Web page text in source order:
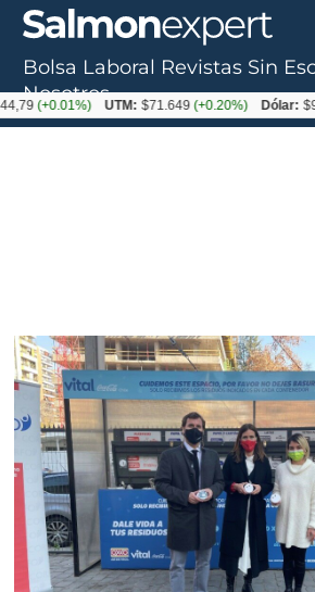
Bolsa Laboral Revistas Sin
Nosotros
UTM: $71.649(+0.20%) Dólar: $911,58 (-